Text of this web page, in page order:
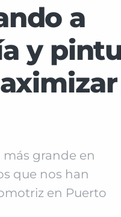
a
y
más grande en
que nos han
en Puerto